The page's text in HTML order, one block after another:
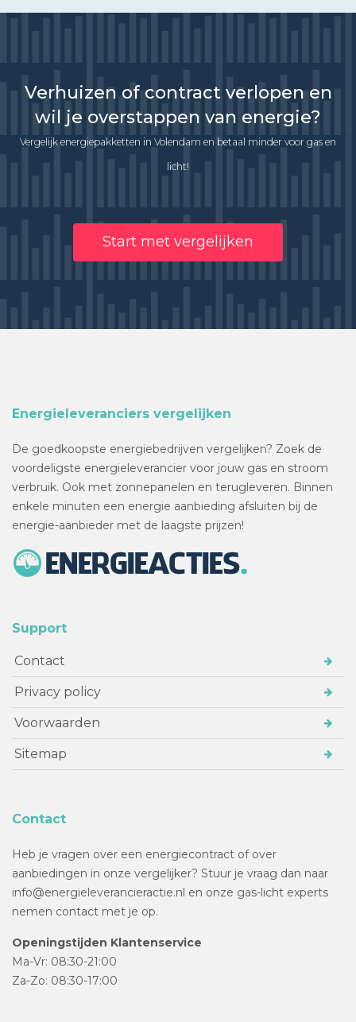
Verhuizen of contract verlopen en
wil je overstappen van energie?
Vergelijk energiepakketten in Volendam en betaal minder voor gas en
licht!
Start met vergelijken
Energieleveranciers vergelijken
De goedkoopste energiebedrijven vergelijken? Zoek de
voordeligste energieleverancier voor jouw gas en stroom
verbruik. Ook met zonnepanelen en terugleveren. Binnen
enkele minuten een energie aanbieding afsluiten bij de
energie-aanbieder met de laagste prijzen!
Support
Contact
Privacy policy
Voorwaarden
Sitemap
Contact
Heb je vragen over een energiecontract of over
aanbiedingen in onze vergelijker? Stuur je vraag dan naar
info@energieleverancieractie.nl en onze gas-licht experts
nemen contact met je op.
Openingstijden Klantenservice
Ma-Vr: 08:30-21:00
Za-Zo: 08:30-17:00